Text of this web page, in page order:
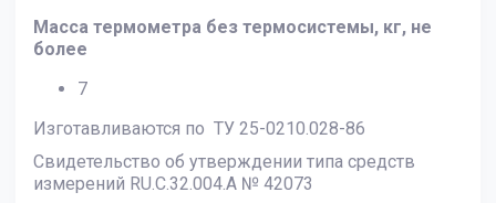
Масса термометра без термосистемы, кг, не
более
7
Изготавливаются по ТУ 25-0210.028-86
Свидетельство об утверждении типа средств
измерений RU.C.32.004.A № 42073